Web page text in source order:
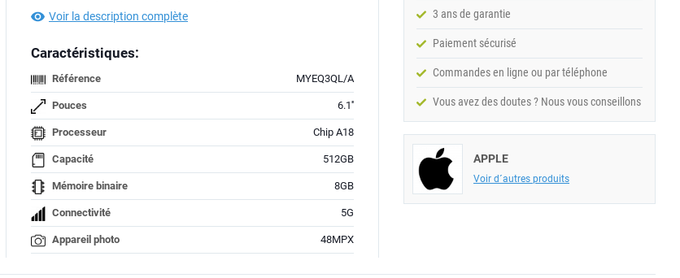
Voir la description complète
Caractéristiques:
Référence MYEQ3QL/A
Pouces 6.1''
Processeur Chip A18
Capacité 512GB
Mémoire binaire 8GB
Connectivité 5G
Appareil photo 48MPX
3 ans de garantie
Paiement sécurisé
Commandes en ligne ou par téléphone
Vous avez des doutes ? Nous vous conseillons
APPLE
Voir d´autres produits